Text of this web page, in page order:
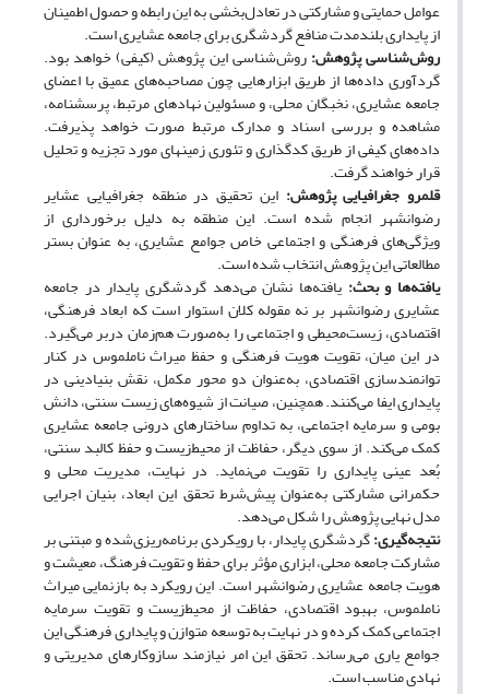
عوامل حمایتی و مشارکتی در تعادل‌بخشی به این رابطه و حصول اطمینان
از پایداری بلندمدت منافع گردشگری برای جامعه عشایری است.
روش‌شناسی پژوهش:روش‌شناسی این پژوهش (کیفی) خواهد بود.
گردآوری داده‌ها از طریق ابزارهایی چون مصاحبه‌های عمیق با اعضای
جامعه عشایری، نخبگان محلی، و مسئولین نهادهای مرتبط، پرسشنامه،
مشاهده و بررسی اسناد و مدارک مرتبط صورت خواهد پذیرفت.
داده‌های کیفی از طریق کدگذاری و تئوری زمینه­ای مورد تجزیه و تحلیل
قرار خواهند گرفت.
قلمرو جغرافیایی پژوهش: این تحقیق در منطقه جغرافیایی عشایر
رضوانشهر انجام شده است. این منطقه به دلیل برخورداری از
ویژگی‌های فرهنگی و اجتماعی خاص جوامع عشایری، به عنوان بستر
مطالعاتی این پژوهش انتخاب شده است.
یافته‌ها و بحث: یافته‌ها نشان می‌دهد گردشگری پایدار در جامعه
عشایری رضوانشهر بر نه مقوله کلان استوار است که ابعاد فرهنگی،
اقتصادی، زیست‌محیطی و اجتماعی را به‌صورت هم‌زمان دربر می‌گیرد.
در این میان، تقویت هویت فرهنگی و حفظ میراث ناملموس در کنار
توانمندسازی اقتصادی، به‌عنوان دو محور مکمل، نقش بنیادینی در
پایداری ایفا می‌کنند. همچنین، صیانت از شیوه‌های زیست سنتی، دانش
بومی و سرمایه اجتماعی، به تداوم ساختارهای درونی جامعه عشایری
کمک می‌کند. از سوی دیگر، حفاظت از محیط‌زیست و حفظ کالبد سنتی،
بُعد عینی پایداری را تقویت می‌نماید. در نهایت، مدیریت محلی و
حکمرانی مشارکتی به‌عنوان پیش‌شرط تحقق این ابعاد، بنیان اجرایی
مدل نهایی پژوهش را شکل می‌دهد.
نتیجه‌گیری:گردشگری پایدار، با رویکردی برنامه‌ریزی‌شده و مبتنی بر
مشارکت جامعه محلی، ابزاری مؤثر برای حفظ و تقویت فرهنگ، معیشت و
هویت جامعه عشایری رضوانشهر است. این رویکرد به بازنمایی میراث
ناملموس، بهبود اقتصادی، حفاظت از محیط‌زیست و تقویت سرمایه
اجتماعی کمک کرده و در نهایت به توسعه متوازن و پایداری فرهنگی این
جوامع یاری می‌رساند. تحقق این امر نیازمند سازوکارهای مدیریتی و
نهادی مناسب است.